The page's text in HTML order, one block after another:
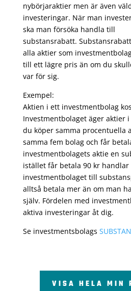
nybörjaraktier men är även
investeringar. När man
ska man försöka handla till
substansrabatt.
alla aktier som
till ett lägre pris än om du
var för sig.
Exempel:
Aktien i ett investmentbolag
Investmentbolaget äger aktier
du köper samma procentuella
samma fem bolag och får
investmentbolagets aktie en
istället får betala 90 kr handlar
investmentbolaget till
alltså betala mer än om man
själv. Fördelen med
aktiva investeringar åt dig.
Se investmentsbolags
VISA HELA MIN